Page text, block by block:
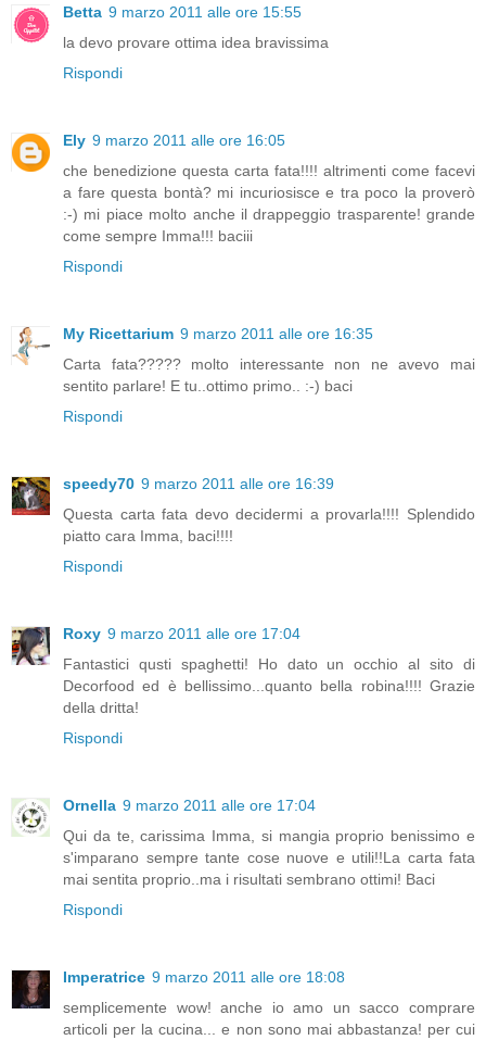
Betta 9 marzo 2011 alle ore 15:55
la devo provare ottima idea bravissima
Rispondi
Ely 9 marzo 2011 alle ore 16:05
che benedizione questa carta fata!!!! altrimenti come facevi
a fare questa bontà? mi incuriosisce e tra poco la proverò
:-) mi piace molto anche il drappeggio trasparente! grande
come sempre Imma!!! baciii
Rispondi
My Ricettarium 9 marzo 2011 alle ore 16:35
Carta fata????? molto interessante non ne avevo mai
sentito parlare! E tu..ottimo primo.. :-) baci
Rispondi
speedy70 9 marzo 2011 alle ore 16:39
Questa carta fata devo decidermi a provarla!!!! Splendido
piatto cara Imma, baci!!!!
Rispondi
Roxy 9 marzo 2011 alle ore 17:04
Fantastici qusti spaghetti! Ho dato un occhio al sito di
Decorfood ed è bellissimo...quanto bella robina!!!! Grazie
della dritta!
Rispondi
Ornella 9 marzo 2011 alle ore 17:04
Qui da te, carissima Imma, si mangia proprio benissimo e
s'imparano sempre tante cose nuove e utili!!La carta fata
mai sentita proprio..ma i risultati sembrano ottimi! Baci
Rispondi
Imperatrice 9 marzo 2011 alle ore 18:08
semplicemente wow! anche io amo un sacco comprare
articoli per la cucina... e non sono mai abbastanza! per cui